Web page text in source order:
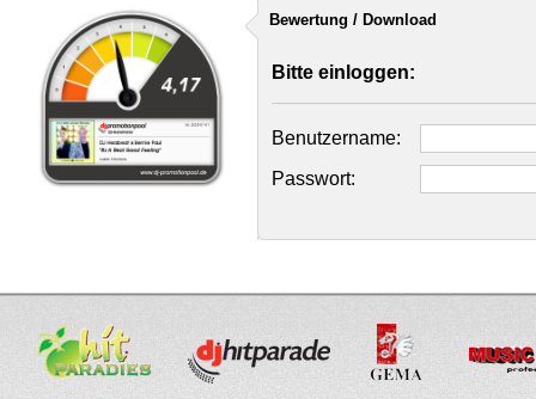
Bewertung / Download
Bitte einloggen:
Benutzername:
Passwort: